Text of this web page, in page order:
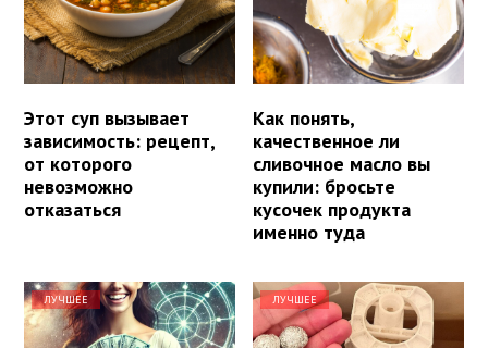
Этот суп вызывает
зависимость: рецепт,
от которого
невозможно
отказаться
Как понять,
качественное ли
сливочное масло вы
купили: бросьте
кусочек продукта
именно туда
ЛУЧШЕЕ ЛУЧШЕЕ